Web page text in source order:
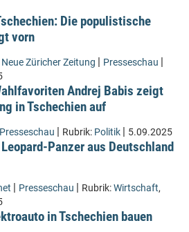
Die populistische
vorn
Neue Züricher Zeitung | Presseschau |
Andrej Babis zeigt
in Tschechien auf
Presseschau | Rubrik: Politik | 5.09.2025
Panzer aus Deutschland
| Presseschau | Rubrik:Wirtschaft,
in Tschechien bauen